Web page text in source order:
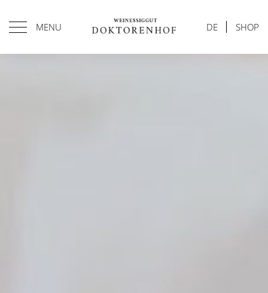
MENU DE SHOP